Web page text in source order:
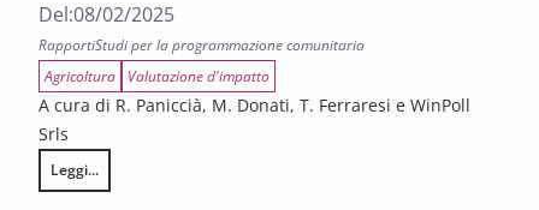
Del:08/02/2025
RapportiStudi per la programmazione comunitaria
Agricoltura
Valutazione d'impatto
A cura di R. Paniccià, M. Donati, T. Ferraresi e WinPoll
Srls
Leggi...
Gli effetti su crescita e divari territoriali della spesa associata alla